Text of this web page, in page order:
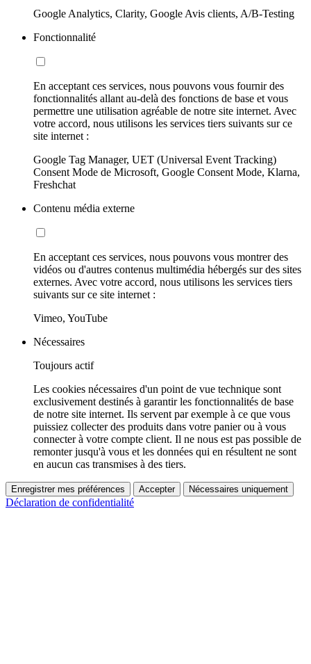
Google Analytics, Clarity, Google Avis clients, A/B-Testing
Fonctionnalité
En acceptant ces services, nous pouvons vous fournir des
fonctionnalités allant au-delà des fonctions de base et vous
permettre une utilisation agréable de notre site internet. Avec
votre accord, nous utilisons les services tiers suivants sur ce
site internet :
Google Tag Manager, UET (Universal Event Tracking)
Consent Mode de Microsoft, Google Consent Mode, Klarna,
Freshchat
Contenu média externe
En acceptant ces services, nous pouvons vous montrer des
vidéos ou d'autres contenus multimédia hébergés sur des sites
externes. Avec votre accord, nous utilisons les services tiers
suivants sur ce site internet :
Vimeo, YouTube
Nécessaires
Toujours actif
Les cookies nécessaires d'un point de vue technique sont
exclusivement destinés à garantir les fonctionnalités de base
de notre site internet. Ils servent par exemple à ce que vous
puissiez collecter des produits dans votre panier ou à vous
connecter à votre compte client. Il ne nous est pas possible de
remonter jusqu'à vous et les données qui en résultent ne sont
en aucun cas transmises à des tiers.
Enregistrer mes préférences Accepter Nécessaires uniquement
Déclaration de confidentialité